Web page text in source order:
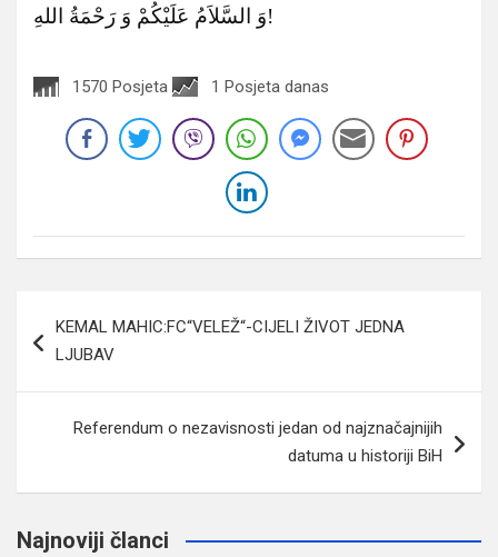
وَ السَّلاَمُ عَلَيْكُمْ وَ رَحْمَةُ اللهِ!
1570 Posjeta 1 Posjeta danas
članaka
KEMAL MAHIC:FC“VELEŽ“-CIJELI ŽIVOT JEDNA
LJUBAV
Referendum o nezavisnosti jedan od najznačajnijih
datuma u historiji BiH
Najnoviji članci